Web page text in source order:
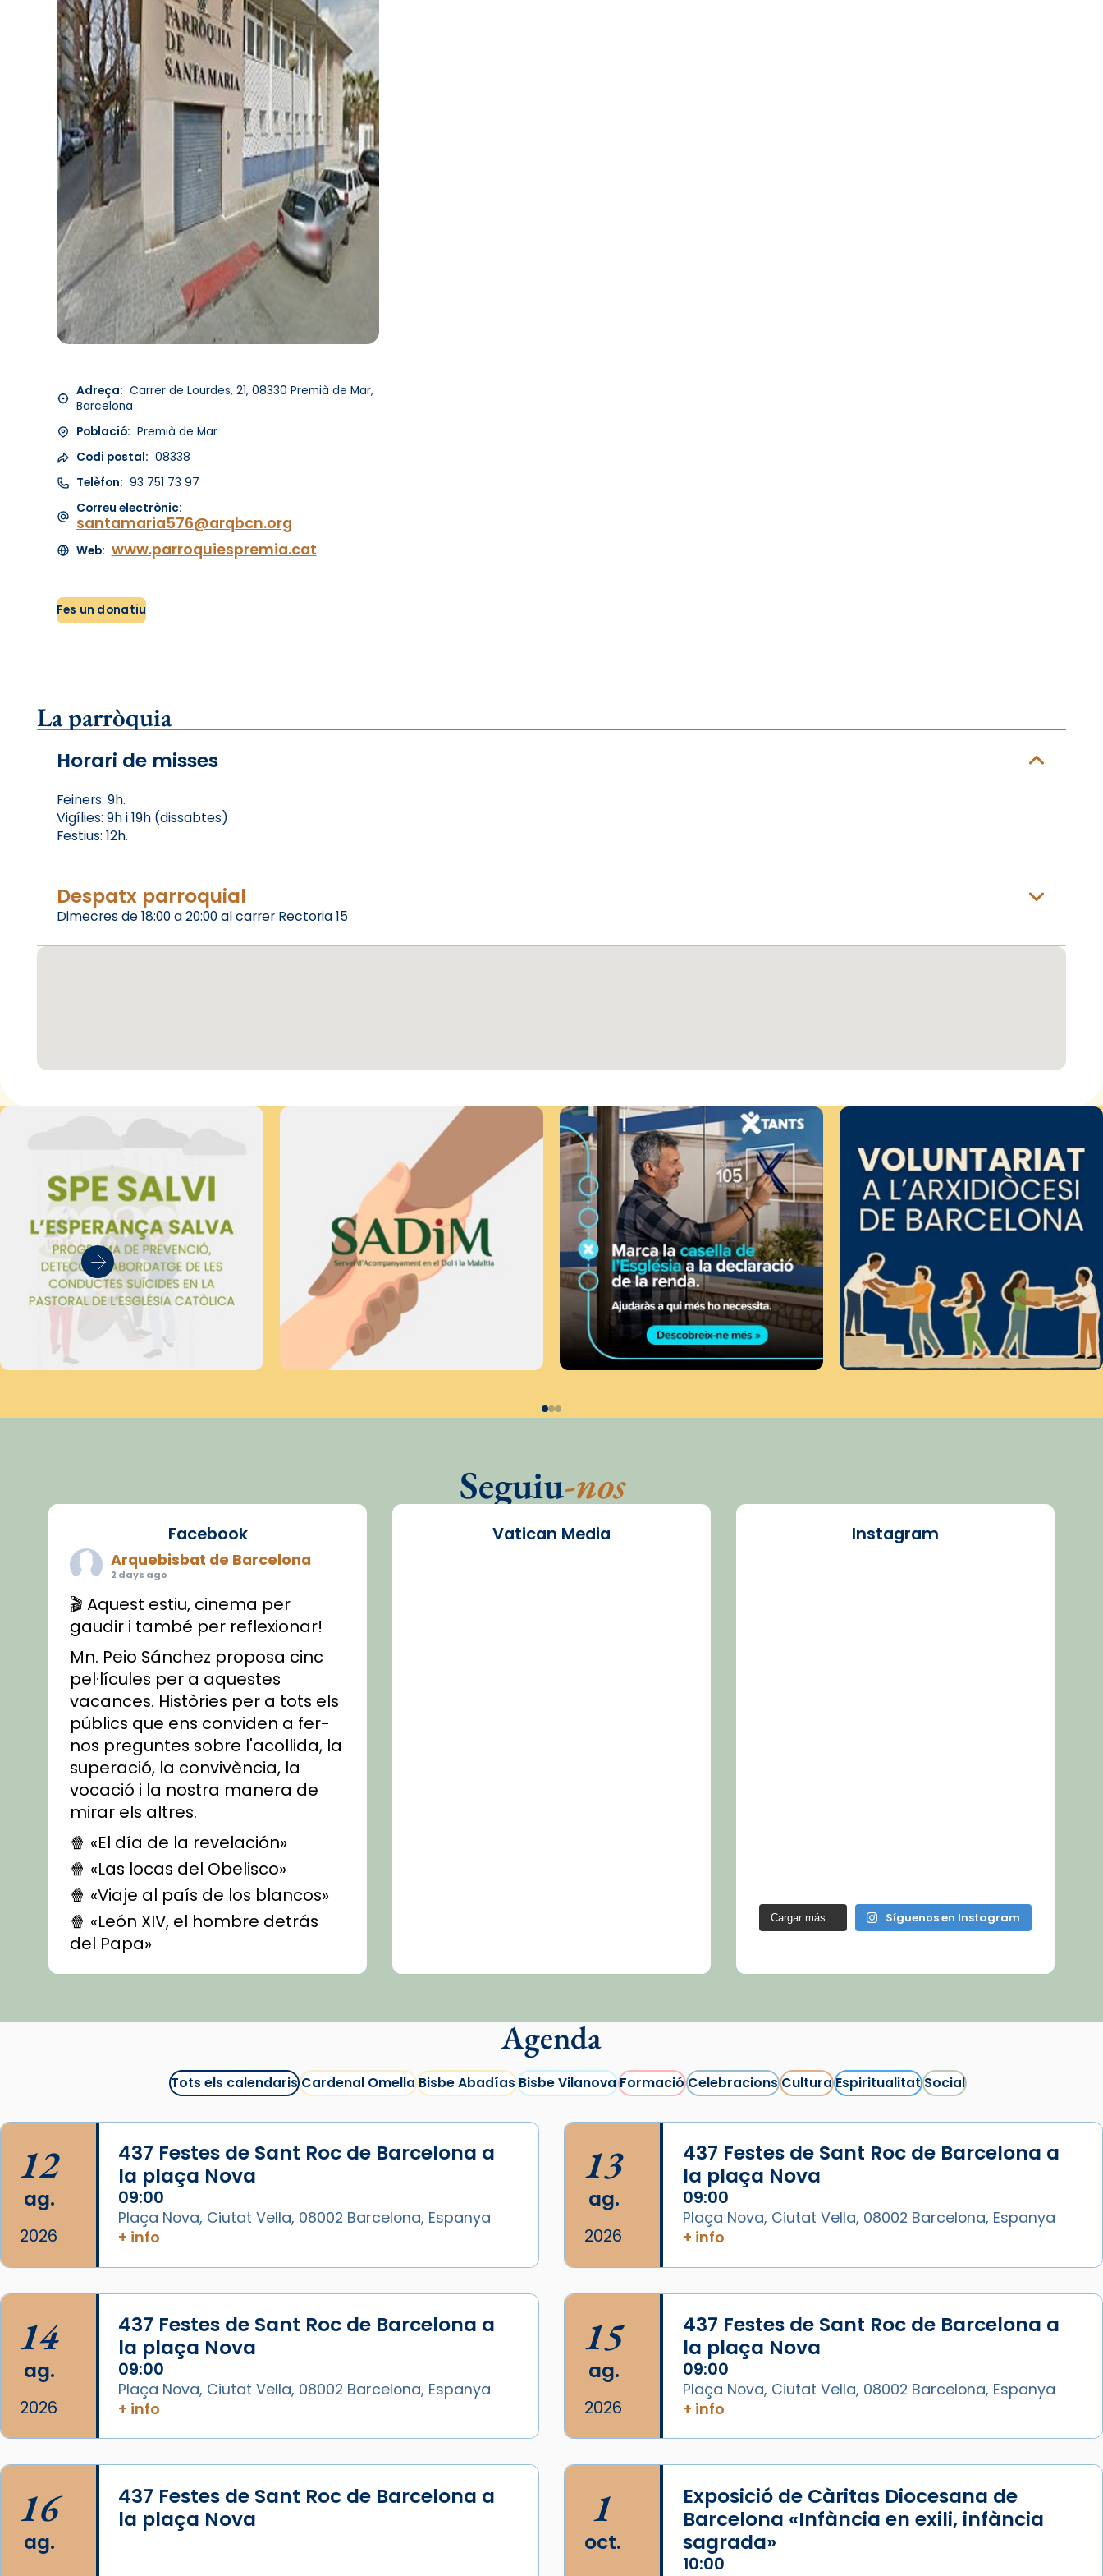
Adreça: Carrer de Lourdes, 21, 08330 Premià de Mar,
Barcelona
Població: Premià de Mar
Codi postal: 08338
Telèfon: 93 751 73 97
Correu electrònic:
santamaria576@arqbcn.org
Web: www.parroquiespremia.cat
Fes un donatiu
La parròquia
Horari de misses
Feiners: 9h.
Vigílies: 9h i 19h (dissabtes)
Festius: 12h.
Despatx parroquial
Dimecres de 18:00 a 20:00 al carrer Rectoria 15
Seguiu-nos
Facebook
Arquebisbat de Barcelona
2 days ago
🎬 Aquest estiu, cinema per
gaudir i també per reflexionar!
Mn. Peio Sánchez proposa cinc
pel·lícules per a aquestes
vacances. Històries per a tots els
públics que ens conviden a fer-
nos preguntes sobre l'acollida, la
superació, la convivència, la
vocació i la nostra manera de
mirar els altres.
🍿 «El día de la revelación»
🍿 «Las locas del Obelisco»
🍿 «Viaje al país de los blancos»
🍿 «León XIV, el hombre detrás
del Papa»
🍿 «Las ovejas detectives»
recomanacions i prepara una
#CinemaEspiritualitual
@cinemaspiritcat
Imatge: Generada amb IA
(OpenAI)
Video
View on Facebook
Arquebisbat de Barcelona
Lluís Companys, la jove va fer
arribar el seu testimoni al papa
Lleó XIV.
Recupera l'entrevista
papa-viaje-espana-testimoni...
Photo
Vatican Media Instagram
Cargar más... Síguenos en Instagram
Agenda
Tots els calendarisCardenal OmellaBisbe AbadíasBisbe VilanovaFormacióCelebracionsCulturaEspiritualitatSocial
12
ag.
2026
437 Festes de Sant Roc de Barcelona a
la plaça Nova
09:00
Plaça Nova, Ciutat Vella, 08002 Barcelona, Espanya
+ info
13
ag.
2026
437 Festes de Sant Roc de Barcelona a
la plaça Nova
09:00
Plaça Nova, Ciutat Vella, 08002 Barcelona, Espanya
+ info
14
ag.
2026
437 Festes de Sant Roc de Barcelona a
la plaça Nova
09:00
Plaça Nova, Ciutat Vella, 08002 Barcelona, Espanya
+ info
15
ag.
2026
437 Festes de Sant Roc de Barcelona a
la plaça Nova
09:00
Plaça Nova, Ciutat Vella, 08002 Barcelona, Espanya
+ info
16
ag.
437 Festes de Sant Roc de Barcelona a
la plaça Nova
1
oct.
Exposició de Càritas Diocesana de
Barcelona «Infància en exili, infància
sagrada»
10:00